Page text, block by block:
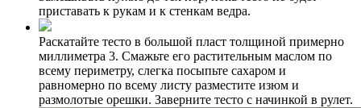
приставать к рукам и к стенкам ведра.
Раскатайте тесто в большой пласт толщиной примерно
миллиметра 3. Смажьте его растительным маслом по
всему периметру, слегка посыпьте сахаром и
равномерно по всему листу разместите изюм и
размолотые орешки. Заверните тесто с начинкой в рулет.